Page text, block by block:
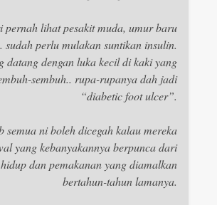
pernah lihat pesakit muda, umur baru
perlu mulakan suntikan insulin.
datang dengan luka kecil di kaki yang
sembuh.. rupa-rupanya dah jadi
“diabetic foot ulcer”.
semua ni boleh dicegah kalau mereka
yang kebanyakannya berpunca dari
dan pemakanan yang diamalkan
bertahun-tahun lamanya.